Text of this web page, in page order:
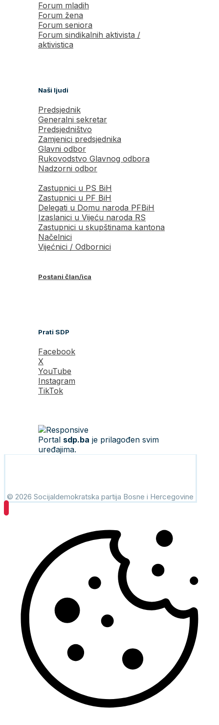
Forum mladih
Forum žena
Forum seniora
Forum sindikalnih aktivista /
aktivistica
Naši ljudi
Predsjednik
Generalni sekretar
Predsjedništvo
Zamjenici predsjednika
Glavni odbor
Rukovodstvo Glavnog odbora
Nadzorni odbor
Zastupnici u PS BiH
Zastupnici u PF BiH
Delegati u Domu naroda PFBiH
Izaslanici u Vijeću naroda RS
Zastupnici u skupštinama kantona
Načelnici
Vijećnici / Odbornici
Postani član/ica
Prati SDP
Facebook
X
YouTube
Instagram
TikTok
Portal sdp.ba je prilagođen svim
uređajima.
© 2026 Socijaldemokratska partija Bosne i Hercegovine